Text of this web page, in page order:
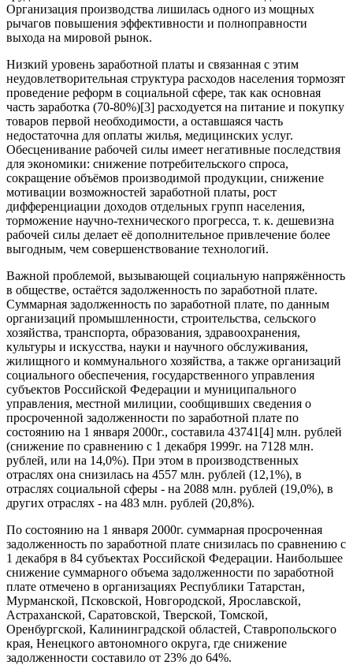
Организация производства лишилась одного из мощных
рычагов повышения эффективности и полноправности
выхода на мировой рынок.
Низкий уровень заработной платы и связанная с этим
неудовлетворительная структура расходов населения тормозят
проведение реформ в социальной сфере, так как основная
часть заработка (70-80%)[3] расходуется на питание и покупку
товаров первой необходимости, а оставшаяся часть
недостаточна для оплаты жилья, медицинских услуг.
Обесценивание рабочей силы имеет негативные последствия
для экономики: снижение потребительского спроса,
сокращение объёмов производимой продукции, снижение
мотивации возможностей заработной платы, рост
дифференциации доходов отдельных групп населения,
торможение научно-технического прогресса, т. к. дешевизна
рабочей силы делает её дополнительное привлечение более
выгодным, чем совершенствование технологий.
Важной проблемой, вызывающей социальную напряжённость
в обществе, остаётся задолженность по заработной плате.
Суммарная задолженность по заработной плате, по данным
организаций промышленности, строительства, сельского
хозяйства, транспорта, образования, здравоохранения,
культуры и искусства, науки и научного обслуживания,
жилищного и коммунального хозяйства, а также организаций
социального обеспечения, государственного управления
субъектов Российской Федерации и муниципального
управления, местной милиции, сообщивших сведения о
просроченной задолженности по заработной плате по
состоянию на 1 января 2000г., составила 43741[4] млн. рублей
(снижение по сравнению с 1 декабря 1999г. на 7128 млн.
рублей, или на 14,0%). При этом в производственных
отраслях она снизилась на 4557 млн. рублей (12,1%), в
отраслях социальной сферы - на 2088 млн. рублей (19,0%), в
других отраслях - на 483 млн. рублей (20,8%).
По состоянию на 1 января 2000г. суммарная просроченная
задолженность по заработной плате снизилась по сравнению с
1 декабря в 84 субъектах Российской Федерации. Наибольшее
снижение суммарного объема задолженности по заработной
плате отмечено в организациях Республики Татарстан,
Мурманской, Псковской, Новгородской, Ярославской,
Астраханской, Саратовской, Тверской, Томской,
Оренбургской, Калининградской областей, Ставропольского
края, Ненецкого автономного округа, где снижение
задолженности составило от 23% до 64%.